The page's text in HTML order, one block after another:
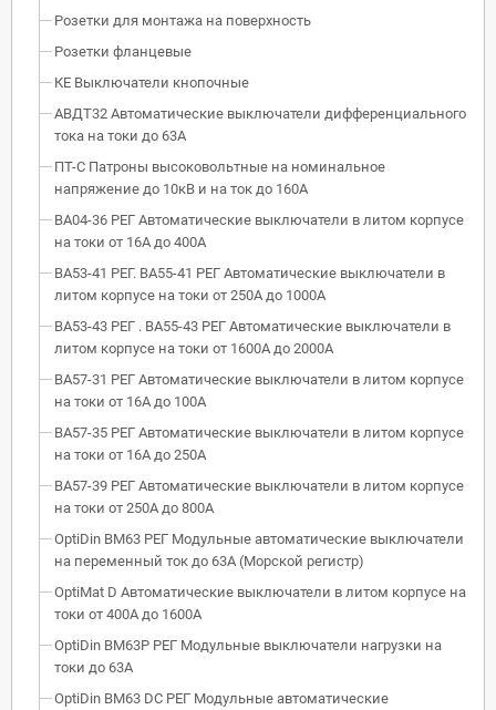
Розетки для монтажа на поверхность
Розетки фланцевые
КЕ Выключатели кнопочные
АВДТ32 Автоматические выключатели дифференциального
тока на токи до 63А
ПТ-С Патроны высоковольтные на номинальное
напряжение до 10кВ и на ток до 160А
ВА04-36 РЕГ Автоматические выключатели в литом корпусе
на токи от 16А до 400А
ВА53-41 РЕГ. ВА55-41 РЕГ Автоматические выключатели в
литом корпусе на токи от 250А до 1000А
ВА53-43 РЕГ . ВА55-43 РЕГ Автоматические выключатели в
литом корпусе на токи от 1600А до 2000А
ВА57-31 РЕГ Автоматические выключатели в литом корпусе
на токи от 16А до 100А
ВА57-35 РЕГ Автоматические выключатели в литом корпусе
на токи от 16А до 250А
ВА57-39 РЕГ Автоматические выключатели в литом корпусе
на токи от 250А до 800А
OptiDin BM63 РЕГ Модульные автоматические выключатели
на переменный ток до 63А (Морской регистр)
OptiMat D Автоматические выключатели в литом корпусе на
токи от 400А до 1600А
OptiDin BM63P РЕГ Модульные выключатели нагрузки на
токи до 63А
OptiDin BM63 DC РЕГ Модульные автоматические